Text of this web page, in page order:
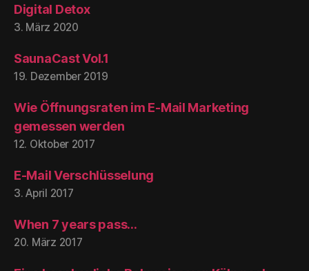
Digital Detox
3. März 2020
SaunaCast Vol.1
19. Dezember 2019
Wie Öffnungsraten im E-Mail Marketing
gemessen werden
12. Oktober 2017
E-Mail Verschlüsselung
3. April 2017
When 7 years pass…
20. März 2017